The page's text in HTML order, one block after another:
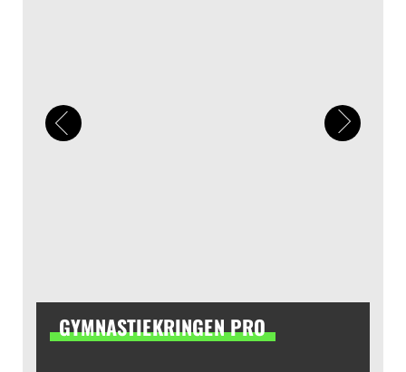
GYMNASTIEKRINGEN PRO